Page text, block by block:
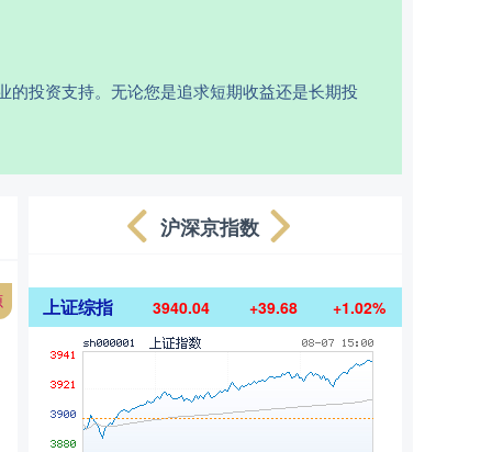
的投资支持。无论您是追求短期收益还是长期投
沪深京指数
上证综指 3940.04 +39.68 +1.02%